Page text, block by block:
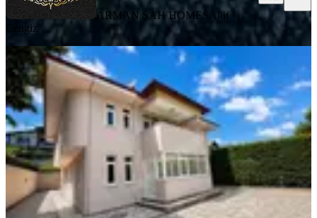
ARMAN ŞAH HOMES Akif
Cengiz
KOMBİLİ
Remax7tepe Beykoz'da Geniş Bahçeli,
6+2 Kiralık Müstakil Villa
İstanbul, Beykoz
400 m²·08.08.2026
195.000 ₺
RE/MAX 7 TEPE Bengü Yavuz Övündür